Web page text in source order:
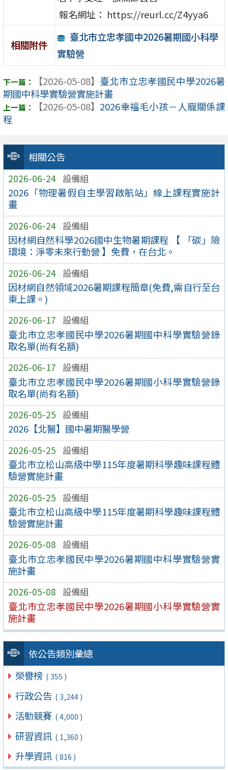
相關公告
2026-06-24 設備組
2026「物理暑假自主學習啟航站」線上課程實施計
畫
2026-06-24 設備組
因材網自然科學2026國中生物暑期課程 【 「碳」險
環境：淨零未來行動營 】免費，在台北。
2026-06-24 設備組
因材網自然領域2026暑期課程簡章(免費,需自行至台
東上課。)
2026-06-17 設備組
臺北市立忠孝國民中學2026暑期國中科學實驗營錄
取名單(尚有名額)
2026-06-17 設備組
臺北市立忠孝國民中學2026暑期國小科學實驗營錄
取名單(尚有名額)
2026-05-25 設備組
2026【北醫】國中暑期醫學營
2026-05-25 設備組
臺北市立松山高級中學115年度暑期科學趣味課程體
驗營實施計畫
2026-05-25 設備組
臺北市立松山高級中學115年度暑期科學趣味課程體
驗營實施計畫
2026-05-08 設備組
臺北市立忠孝國民中學2026暑期國中科學實驗營實
施計畫
2026-05-08 設備組
臺北市立忠孝國民中學2026暑期國小科學實驗營實
施計畫
依公告類別彙總
榮譽榜 ( 355 )
行政公告 ( 3,244 )
活動競賽 ( 4,000 )
研習資訊 ( 1,360 )
升學資訊 ( 816 )
報名網址： https://reurl.cc/Z4yya6
相關附件
臺北市立忠孝國中2026暑期國小科學
實驗營
【2026-05-08】 臺北市立忠孝國民中學2026暑
期國中科學實驗營實施計畫
【2026-05-08】 2026幸福毛小孩－人寵關係課
程